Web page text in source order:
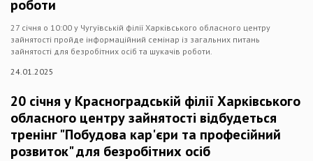
роботи
27 січня о 10:00 у Чугуївській філії Харківського обласного центру
зайнятості пройде інформаційний семінар із загальних питань
зайнятості для безробітних осіб та шукачів роботи.
24.01.2025
20 січня у Красноградській філії Харківського
обласного центру зайнятості відбудеться
тренінг "Побудова кар'єри та професійний
розвиток" для безробітних осіб